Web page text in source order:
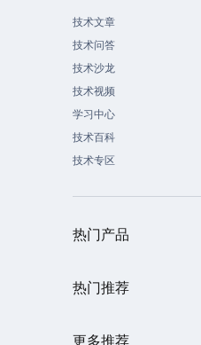
技术文章
技术问答
技术沙龙
技术视频
学习中心
技术百科
技术专区
热门产品
热门推荐
更多推荐